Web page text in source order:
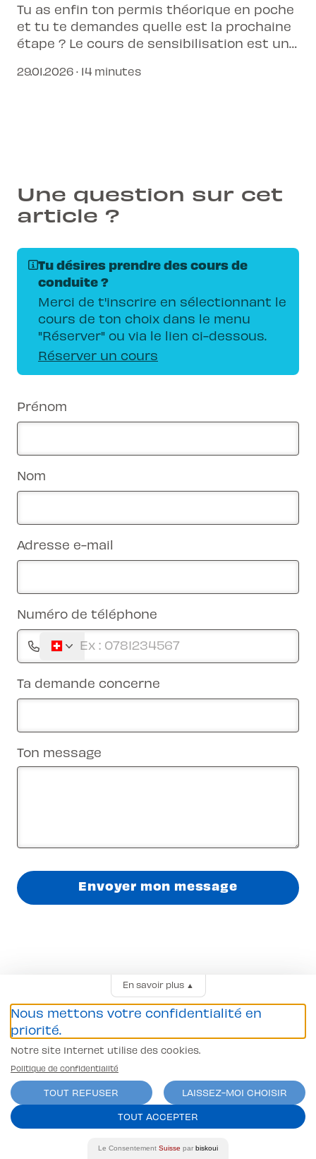
Tu as enfin ton permis théorique en poche
et tu te demandes quelle est la prochaine
étape ? Le cours de sensibilisation est un
comprendre les dangers de la route avant
29.01.2026 · 14 minutes
Une question sur cet
article ?
Tu désires prendre des cours de
conduite ?
Merci de t'inscrire en sélectionnant le
cours de ton choix dans le menu
"Réserver" ou via le lien ci-dessous.
Réserver un cours
Prénom
Nom
Adresse e-mail
Numéro de téléphone
Ta demande concerne
Ton message
Envoyer mon message
L-pittet près de
chez toi
Agence de Lausanne
Agence de Echallens
Agence de Nyon
En savoir plus▲
Nous mettons votre confidentialité en
priorité.
Notre site Internet utilise des cookies.
Politique de confidentialité
TOUT REFUSER
LAISSEZ-MOI CHOISIR
TOUT ACCEPTER
Le Consentement Suisse par biskoui